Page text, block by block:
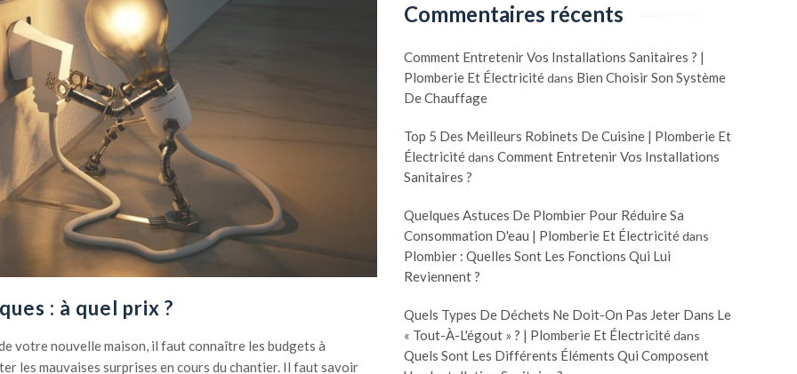
: à quel prix ?
votre nouvelle maison, il faut connaître les budgets à
les mauvaises surprises en cours du chantier. Il faut savoir
Commentaires récents
Comment Entretenir Vos Installations Sanitaires ? |
Plomberie Et Électricitédans Bien Choisir Son Système
De Chauffage
Top 5 Des Meilleurs Robinets De Cuisine | Plomberie Et
Électricitédans Comment Entretenir Vos Installations
Sanitaires ?
Quelques Astuces De Plombier Pour Réduire Sa
Consommation D'eau | Plomberie Et Électricitédans
Plombier : Quelles Sont Les Fonctions Qui Lui
Reviennent ?
Quels Types De Déchets Ne Doit-On Pas Jeter Dans Le
« Tout-À-L'égout » ? | Plomberie Et Électricitédans
Quels Sont Les Différents Éléments Qui Composent